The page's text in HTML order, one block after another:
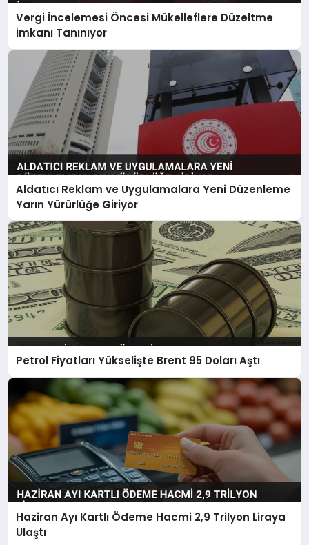
Vergi İncelemesi Öncesi Mükelleflere Düzeltme
İmkanı Tanınıyor
Aldatıcı Reklam ve Uygulamalara Yeni Düzenleme
Yarın Yürürlüğe Giriyor
Petrol Fiyatları Yükselişte Brent 95 Doları Aştı
Haziran Ayı Kartlı Ödeme Hacmi 2,9 Trilyon Liraya
Ulaştı